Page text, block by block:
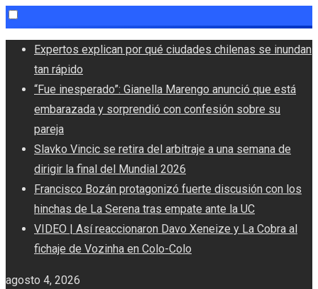
Skip
content
Expertos explican por qué ciudades chilenas se inundan
tan rápido
“Fue inesperado”: Gianella Marengo anunció que está
embarazada y sorprendió con confesión sobre su
pareja
Slavko Vincic se retira del arbitraje a una semana de
dirigir la final del Mundial 2026
Francisco Bozán protagonizó fuerte discusión con los
hinchas de La Serena tras empate ante la UC
VIDEO | Así reaccionaron Davo Xeneize y La Cobra al
fichaje de Vozinha en Colo-Colo
agosto 4, 2026